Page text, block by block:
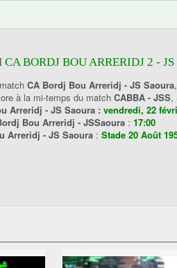
CA BORDJ BOU ARRERIDJ 2 -
CA Bordj Bou Arreridj - JS Saoura
à la mi-temps du match CABBA - JSS,
Arreridj - JS Saoura : vendredi, 22
Bou Arreridj - JSSaoura : 17:00
Arreridj - JS Saoura : Stade 20 Août